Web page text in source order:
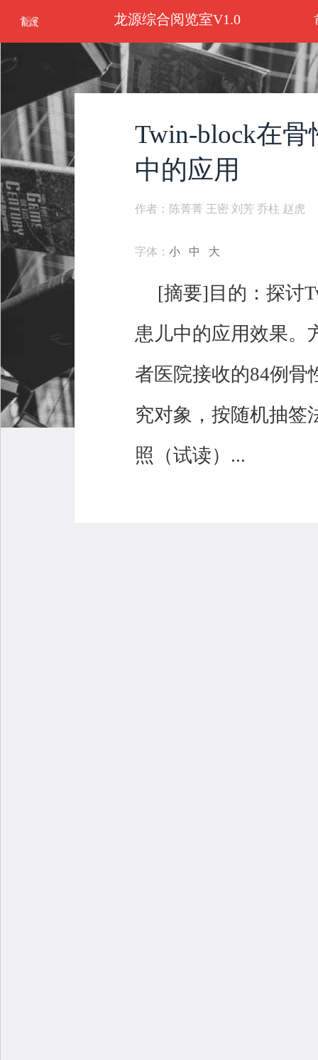
龙源综合阅览室V1.0
Twin-block在
中的应用
作者：陈菁菁 王密 刘芳 乔柱 赵虎
字体：小 中 大
[摘要]目的：探讨
患儿中的应用效果。
者医院接收的84例骨
究对象，按随机抽签
照（试读）...